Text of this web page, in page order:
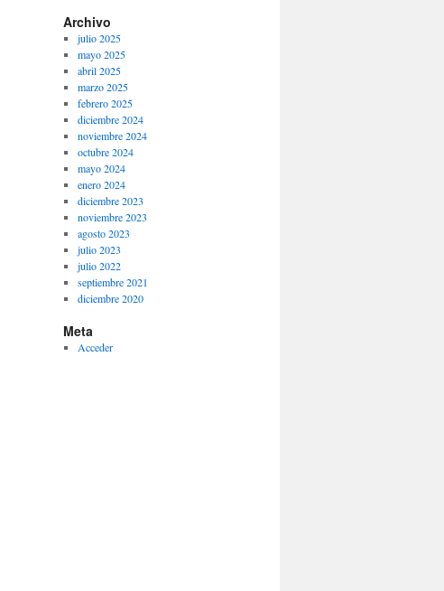
Archivo
julio 2025
mayo 2025
abril 2025
marzo 2025
febrero 2025
diciembre 2024
noviembre 2024
octubre 2024
mayo 2024
enero 2024
diciembre 2023
noviembre 2023
agosto 2023
julio 2023
julio 2022
septiembre 2021
diciembre 2020
Meta
Acceder